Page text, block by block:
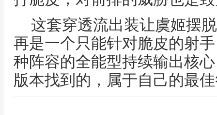
这套穿透流出装让虞姬摆
再是一个只能针对脆皮的射
种阵容的全能型持续输出核
版本找到的，属于自己的最